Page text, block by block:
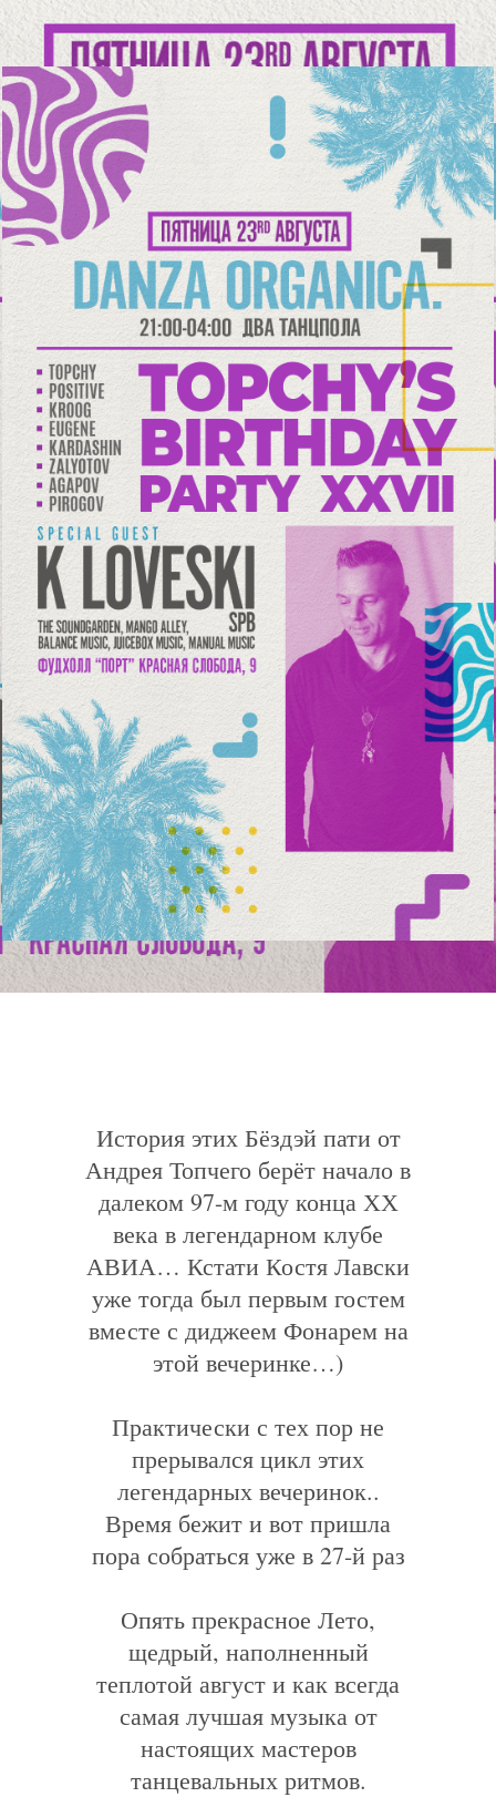
История этих Бёздэй пати от
Андрея Топчего берёт начало в
далеком 97-м году конца ХХ
века в легендарном клубе
АВИА… Кстати Костя Лавски
уже тогда был первым гостем
вместе с диджеем Фонарем на
этой вечеринке…)
Практически с тех пор не
прерывался цикл этих
легендарных вечеринок..
Время бежит и вот пришла
пора собраться уже в 27-й раз
Опять прекрасное Лето,
щедрый, наполненный
теплотой август и как всегда
самая лучшая музыка от
настоящих мастеров
танцевальных ритмов.